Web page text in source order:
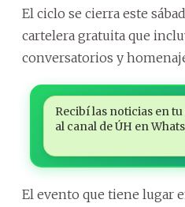
El ciclo se cierra este
cartelera gratuita que
conversatorios y
Recibí las noticias en
al canal de ÚH en
El evento que tiene lugar